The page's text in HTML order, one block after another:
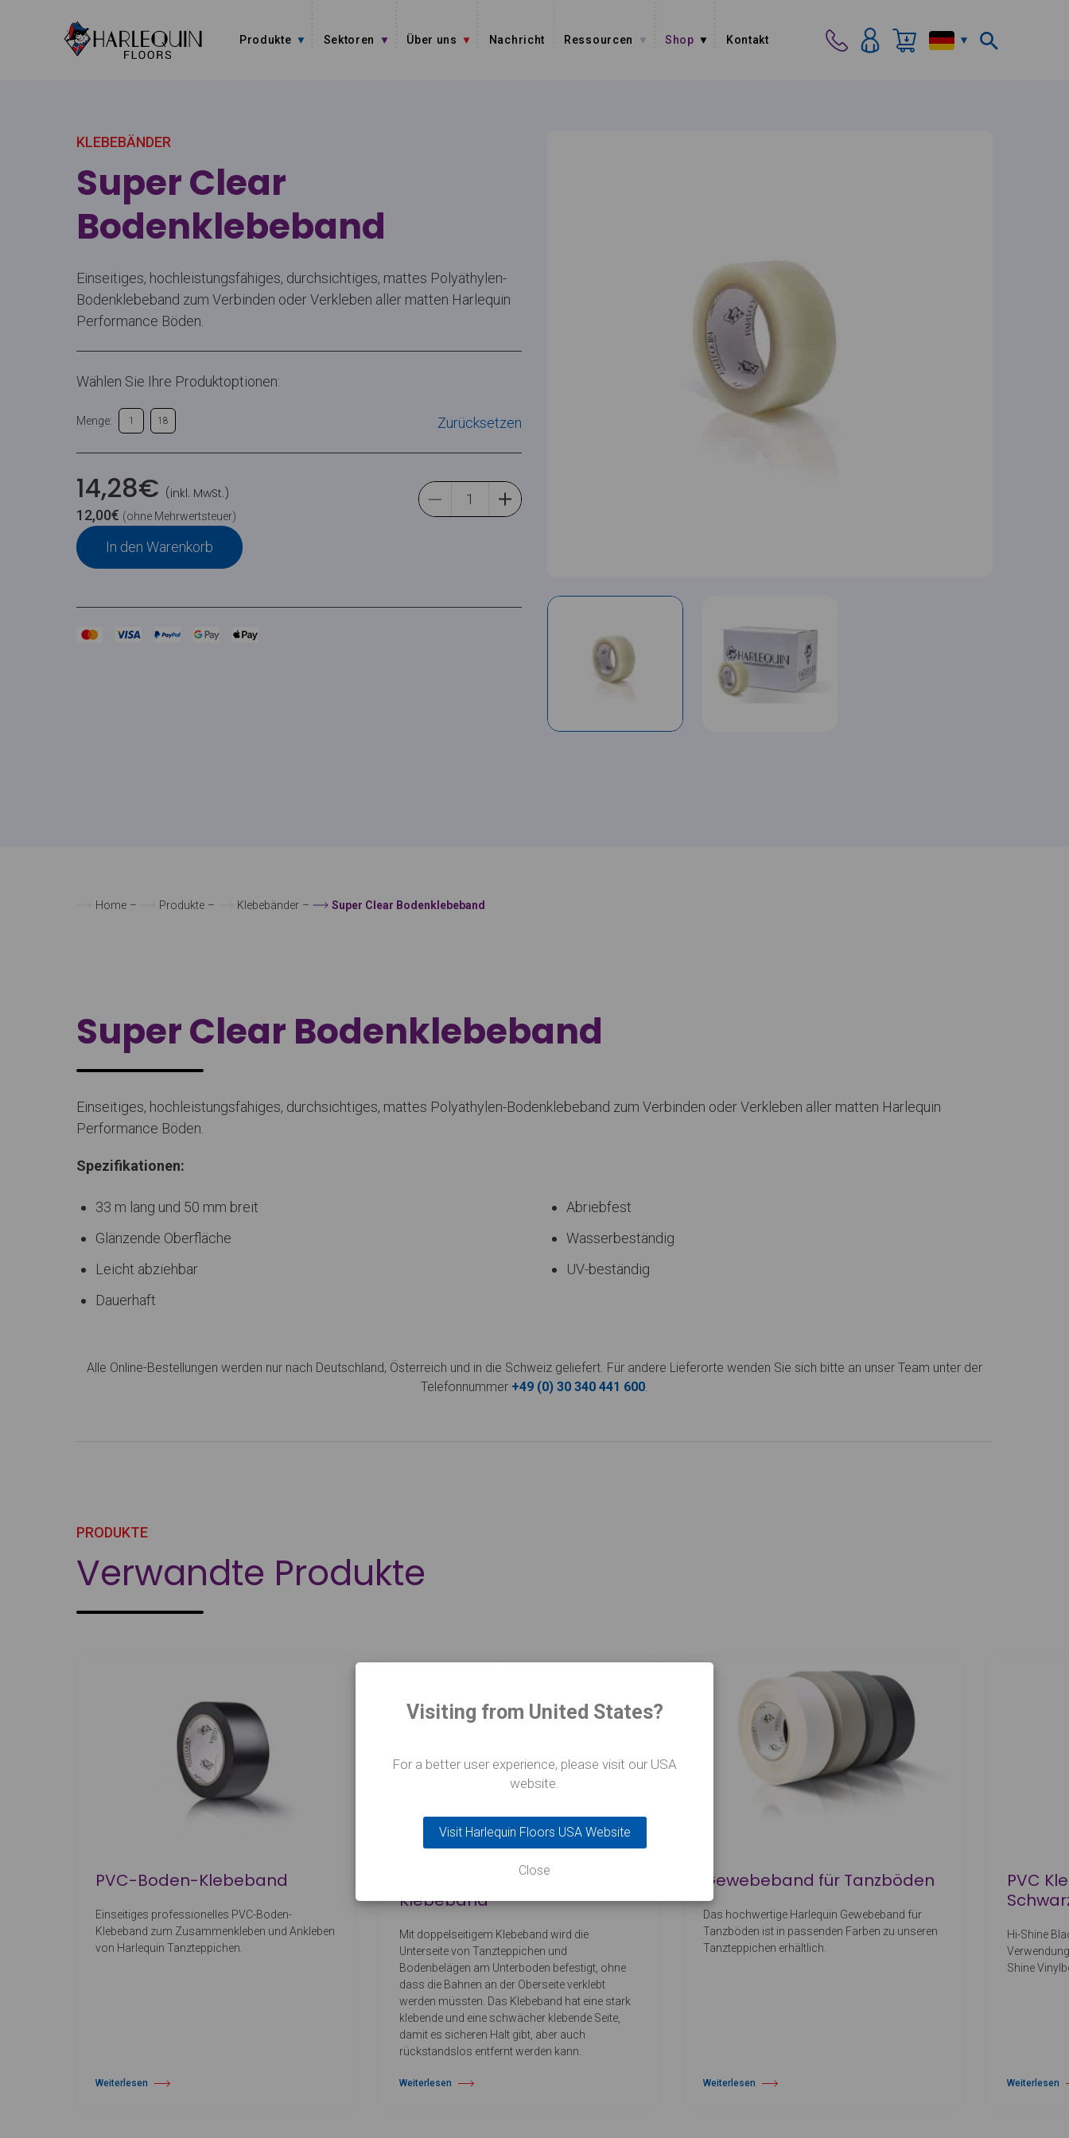
Produkte Sektoren Über uns Nachricht Ressourcen Shop Kontakt
KLEBEBÄNDER
Super Clear
Bodenklebeband
Einseitiges, hochleistungsfähiges, durchsichtiges, mattes Polyäthylen-
Bodenklebeband zum Verbinden oder Verkleben aller matten Harlequin
Performance Böden.
Wählen Sie Ihre Produktoptionen:
Menge: 1 18 Zurücksetzen
14,28€ (inkl. MwSt.)
12,00€ (ohne Mehrwertsteuer)
In den Warenkorb
Home – Produkte – Klebebänder – Super Clear Bodenklebeband
Super Clear Bodenklebeband
Einseitiges, hochleistungsfähiges, durchsichtiges, mattes Polyäthylen-Bodenklebeband zum Verbinden oder Verkleben aller matten Harlequin
Performance Böden.
Spezifikationen:
33 m lang und 50 mm breit
Glänzende Oberfläche
Leicht abziehbar
Dauerhaft
Abriebfest
Wasserbeständig
UV-beständig
Alle Online-Bestellungen werden nur nach Deutschland, Österreich und in die Schweiz geliefert. Für andere Lieferorte wenden Sie sich bitte an unser Team unter der
Telefonnummer +49 (0) 30 340 441 600
PRODUKTE
Verwandte Produkte
PVC-Boden-Klebeband
Einseitiges professionelles PVC-Boden-
Klebeband zum Zusammenkleben und Ankleben
von Harlequin Tanzteppichen.
Weiterlesen
über PVC-Boden-Klebeband
Doppelseitiges Boden-
Klebeband
Mit doppelseitigem Klebeband wird die
Unterseite von Tanzteppichen und
Bodenbelägen am Unterboden befestigt, ohne
dass die Bahnen an der Oberseite verklebt
werden müssten. Das Klebeband hat eine stark
klebende und eine schwächer klebende Seite,
damit es sicheren Halt gibt, aber auch
rückstandslos entfernt werden kann.
Weiterlesen
über Doppelseitiges Boden-Klebeband
Gewebeband für Tanzböden
Das hochwertige Harlequin Gewebeband für
Tanzböden ist in passenden Farben zu unseren
Tanzteppichen erhältlich.
Weiterlesen
über Gewebeband für Tanzböden
PVC
Hi-Shine
Shine
Weiterlesen
über PVC
Visiting from United States?
For a better user experience, please visit our USA
website.
Visit Harlequin Floors USA Website
Close